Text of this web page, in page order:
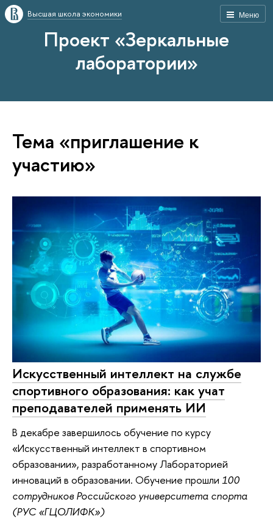
Меню
Высшая школа экономики
Проект «Зеркальные
лаборатории»
Тема «приглашение к
участию»
Искусственный интеллект на службе
спортивного образования: как учат
преподавателей применять ИИ
В декабре завершилось обучение по курсу
«Искусственный интеллект в спортивном
образовании», разработанному Лабораторией
инноваций в образовании. Обучение прошли 100
сотрудников Российского университета спорта
(РУС «ГЦОЛИФК»)